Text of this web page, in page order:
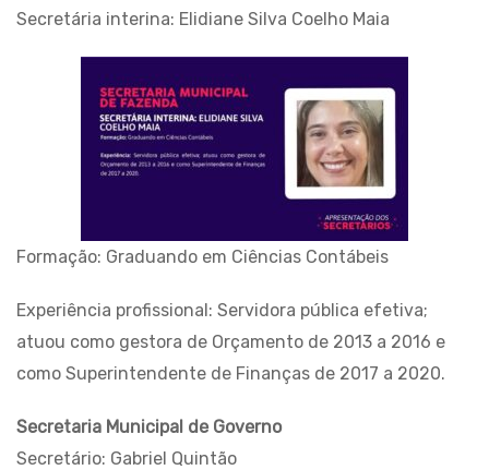
Secretária interina: Elidiane Silva Coelho Maia
Formação: Graduando em Ciências Contábeis
Experiência profissional: Servidora pública efetiva;
atuou como gestora de Orçamento de 2013 a 2016 e
como Superintendente de Finanças de 2017 a 2020.
Secretaria Municipal de Governo
Secretário: Gabriel Quintão